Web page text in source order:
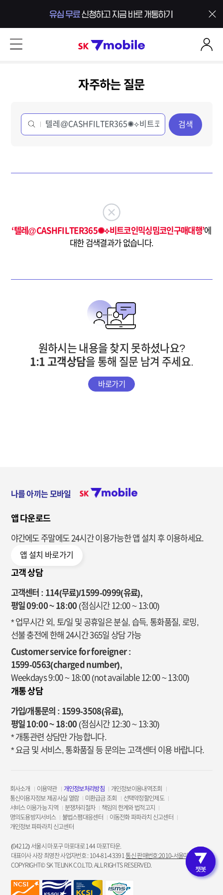
SK 7mobile
고객인증
자주하는 질문
검색
‘텔레@CASHFILTER365✺⟡비트코인믹싱밈코인구매대행’에
대한 검색결과가 없습니다.
원하시는 내용을 찾지 못하셨나요?
1:1 고객상담을 통해 질문 남겨 주세요.
바로가기
나를 아끼는 모바일
앱 다운로드
야간에도 주말에도 24시간 이용가능한앱 설치 후 이용하세요.
앱 설치 바로가기
고객 상담
고객센터 : 114(무료)/1599-0999(유료),
평일 09:00 ~ 18:00 (점심시간 12:00 ~ 13:00)
* 업무시간 외, 토/일 및 공휴일은 분실, 습득, 통화품질, 로밍,
선불 충전에 한해 24시간 365일 상담 가능
Customer service for foreigner :
1599-0563(charged number),
Weekdays 9:00 ~ 18:00 (not available 12:00 ~ 13:00)
개통 상담
가입/개통문의 : 1599-3508(유료),
평일 10:00 ~ 18:00 (점심시간 12:30 ~ 13:30)
* 개통관련 상담만 가능합니다.
* 요금 및 서비스, 통화품질 등 문의는 고객센터 이용 바랍니다.
회사소개 이용약관 개인정보처리방침
개인정보이용내역조회
통신이용자정보 제공사실 열람
미환급금 조회
선택약정할인제도
서비스 이용가능 지역
분쟁처리절차
책임의 한계와 법적고지
명의도용방지서비스
불법스팸대응센터
이동전화 파파라치 신고센터
개인정보 파파라치 신고센터
(04212) 서울시 마포구 마포대로 144 마포T타운.
대표이사 사장 최영찬 사업자번호 : 104-81-43391통신 판매번호:2010-서울마포-3953
COPYRIGHT© SK TELINK CO.LTD. ALL RIGHTS RESERVED.